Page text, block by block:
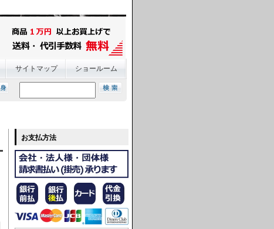
サイトマップ ショールーム
お支払方法